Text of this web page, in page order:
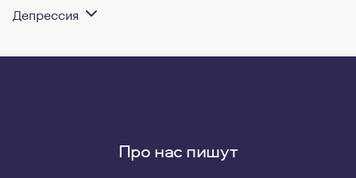
Депрессия
Про нас пишут